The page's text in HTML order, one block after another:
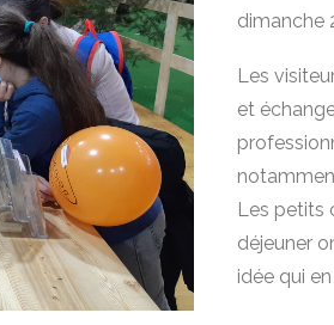
dimanche
Les
et
Les petits
déjeuner
idée qui